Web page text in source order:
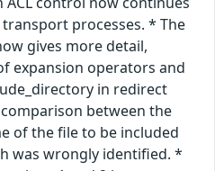
processes. * The
gives more detail,
expansion operators and
in redirect
between the
of the file to be included
was wrongly identified. *